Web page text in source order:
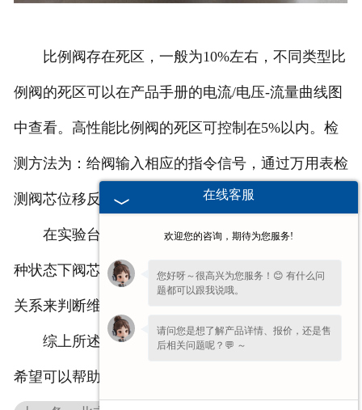
比例阀存在死区，一般为10%左右，不同类型比
例阀的死区可以在产品手册的电流/电压-流量曲线图
中查看。高性能比例阀的死区可控制在5%以内。检
测方法为：给阀输入相应的指令信号，通过万用表检
测阀芯位移反馈信号，观察是否相对应。
在实验台上，给阀输入不同的指令信号，检测各
种状态下阀芯位移反馈信号，并通过它们之间的对应
关系来判断维修后的阀性能是否正常。
综上所述是比例阀维修厂家和大家分享的知识，
希望可以帮助到您。
在线客服
欢迎您的咨询，期待为您服务!
您好呀～很高兴为您服务！😊 有什么问
题都可以跟我说哦。
请问您是想了解产品详情、报价，还是售
后相关问题呢？💬 ～